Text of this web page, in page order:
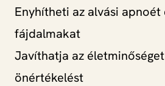
Enyhítheti az alvási apnoét
fájdalmakat
Javíthatja az
önértékelést